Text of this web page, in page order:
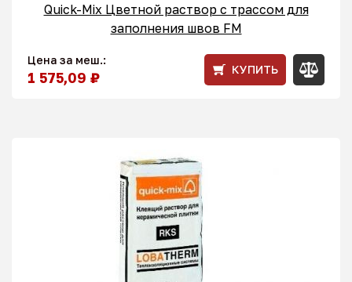
Quick-Mix Цветной раствор с трассом для
заполнения швов FM
Цена за меш.:
1 575,09 ₽ КУПИТЬ